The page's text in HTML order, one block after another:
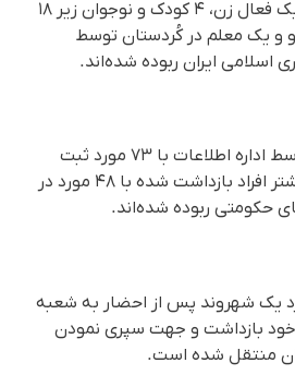
در ماه گذشته دست‌کم یک فعال زن، ۴ کودک و نوجوان زیر ۱۸
۲ دانشجو و یک معلم در کُردستان توسط
اسلامی ایران ربوده شده‌اند.
بیشترین بازداشت‌ها توسط اداره اطلاعات با ۷۳ مورد ثبت‌
شده است. همچنین بیشتر افراد بازداشت شده با ۴۸ مورد در
حکومتی ربوده شده‌اند.
از این ۷۶ مورد یک شهروند پس از احضار به شعبه
بازداشت و جهت سپری نمودن
منتقل شده است.